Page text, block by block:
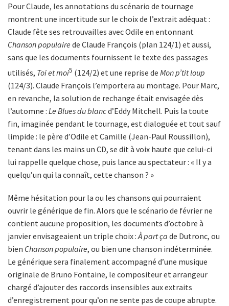
Pour Claude, les annotations du scénario de tournage
montrent une incertitude sur le choix de l’extrait adéquat :
Claude fête ses retrouvailles avec Odile en entonnant
Chanson populaire de Claude François (plan 124/1) et aussi,
sans que les documents fournissent le texte des passages
utilisés, Toi et moi5 (124/2) et une reprise de Mon p’tit loup
(124/3). Claude François l’emportera au montage. Pour Marc,
en revanche, la solution de rechange était envisagée dès
l’automne : Le Blues du blancd’Eddy Mitchell. Puis la toute
fin, imaginée pendant le tournage, est dialoguée et tout sauf
limpide : le père d’Odile et Camille (Jean-Paul Roussillon),
tenant dans les mains un CD, se dit à voix haute que celui-ci
lui rappelle quelque chose, puis lance au spectateur : « Il y a
quelqu’un qui la connaît, cette chanson ? »
Même hésitation pour la ou les chansons qui pourraient
ouvrir le générique de fin. Alors que le scénario de février ne
contient aucune proposition, les documents d’octobre à
janvier envisageaient un triple choix :À part ça de Dutronc, ou
bien Chanson populaire, ou bien une chanson indéterminée.
Le générique sera finalement accompagné d’une musique
originale de Bruno Fontaine, le compositeur et arrangeur
chargé d’ajouter des raccords insensibles aux extraits
d’enregistrement pour qu’on ne sente pas de coupe abrupte.